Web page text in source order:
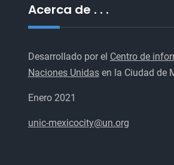
Acerca de . . .
Desarrollado por el Centro de
Naciones Unidasen la Ciudad de
Enero 2021
unic-mexicocity@un.org